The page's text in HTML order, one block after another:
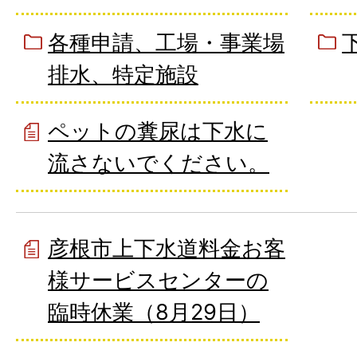
各種申請、工場・事業場
排水、特定施設
ペットの糞尿は下水に
流さないでください。
彦根市上下水道料金お客
様サービスセンターの
臨時休業（8月29日）